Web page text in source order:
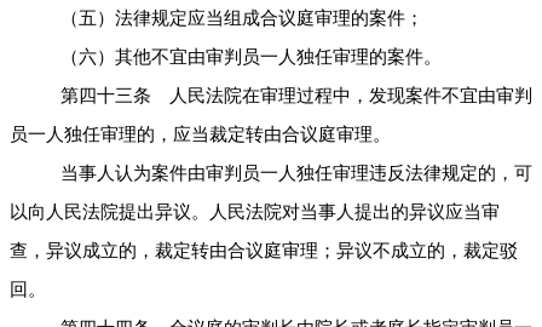
（五）法律规定应当组成合议庭审理的案件；
（六）其他不宜由审判员一人独任审理的案件。
第四十三条 人民法院在审理过程中，发现案件不宜由审判
员一人独任审理的，应当裁定转由合议庭审理。
当事人认为案件由审判员一人独任审理违反法律规定的，可
以向人民法院提出异议。人民法院对当事人提出的异议应当审
查，异议成立的，裁定转由合议庭审理；异议不成立的，裁定驳
回。